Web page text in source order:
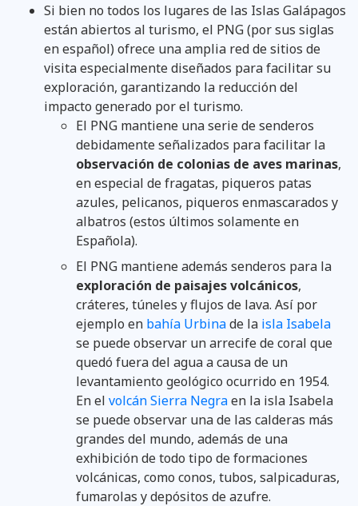
Si bien no todos los lugares de las Islas Galápagos
están abiertos al turismo, el PNG (por sus siglas
en español) ofrece una amplia red de sitios de
visita especialmente diseñados para facilitar su
exploración, garantizando la reducción del
impacto generado por el turismo.
El PNG mantiene una serie de senderos
debidamente señalizados para facilitar la
observación de colonias de aves marinas,
en especial de fragatas, piqueros patas
azules, pelicanos, piqueros enmascarados y
albatros (estos últimos solamente en
Española).
El PNG mantiene además senderos para la
exploración de paisajes volcánicos,
cráteres, túneles y flujos de lava. Así por
ejemplo en bahía Urbinade la isla Isabela
se puede observar un arrecife de coral que
quedó fuera del agua a causa de un
levantamiento geológico ocurrido en 1954.
En el volcán Sierra Negraen la isla Isabela
se puede observar una de las calderas más
grandes del mundo, además de una
exhibición de todo tipo de formaciones
volcánicas, como conos, tubos, salpicaduras,
fumarolas y depósitos de azufre.